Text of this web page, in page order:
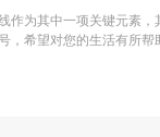
作为其中一项关键元素，
的生活有所帮助！ SYV：这